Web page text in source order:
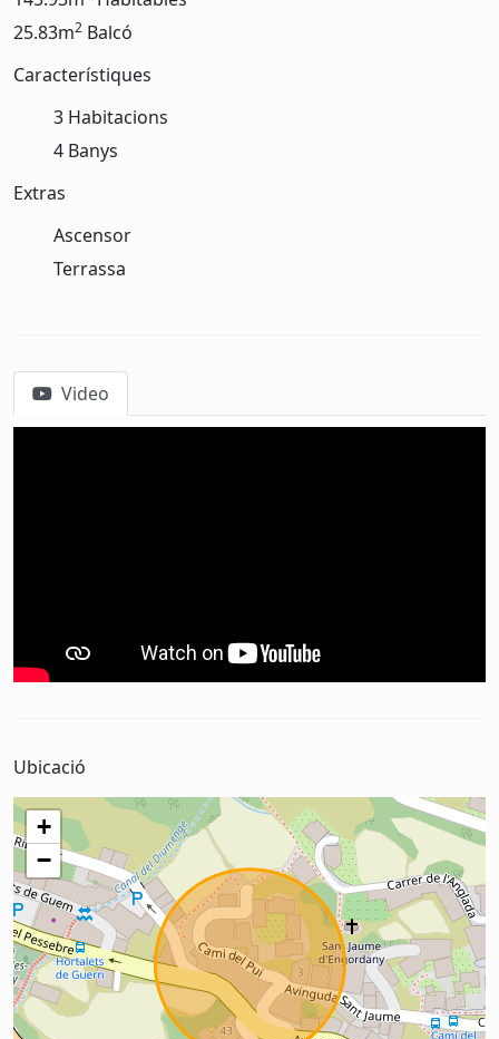
25.83m2 Balcó
Característiques
3 Habitacions
4 Banys
Extras
Ascensor
Terrassa
Video
Ubicació
+
−